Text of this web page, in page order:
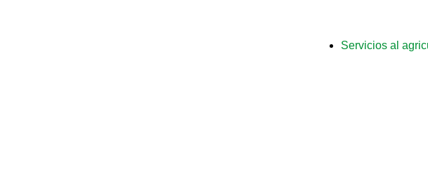
Servicios al